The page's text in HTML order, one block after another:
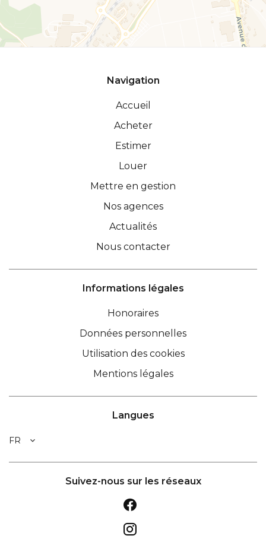
Navigation
Accueil
Acheter
Estimer
Louer
Mettre en gestion
Nos agences
Actualités
Nous contacter
Informations légales
Honoraires
Données personnelles
Utilisation des cookies
Mentions légales
Langues
FR
Suivez-nous sur les réseaux